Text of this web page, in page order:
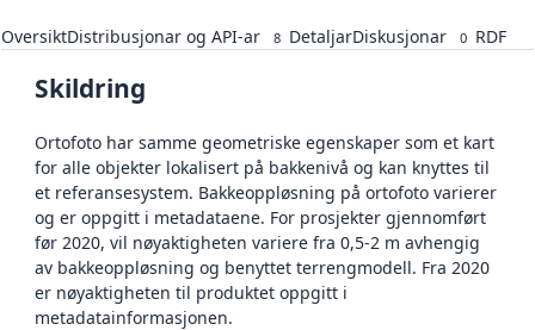
OversiktDistribusjonar og API-ar 8 DetaljarDiskusjonar 0 RDF
Skildring
Ortofoto har samme geometriske egenskaper som et kart
for alle objekter lokalisert på bakkenivå og kan knyttes til
et referansesystem. Bakkeoppløsning på ortofoto varierer
og er oppgitt i metadataene. For prosjekter gjennomført
før 2020, vil nøyaktigheten variere fra 0,5-2 m avhengig
av bakkeoppløsning og benyttet terrengmodell. Fra 2020
er nøyaktigheten til produktet oppgitt i
metadatainformasjonen.